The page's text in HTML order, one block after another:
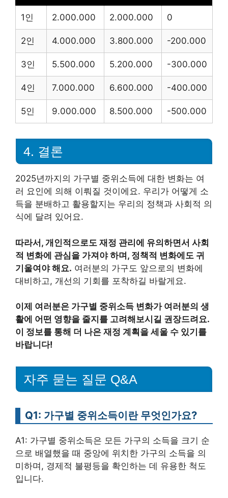
1인 2.000.000 2.000.000 0
2인 4.000.000 3.800.000 -200.000
3인 5.500.000 5.200.000 -300.000
4인 7.000.000 6.600.000 -400.000
5인 9.000.000 8.500.000 -500.000
4. 결론
2025년까지의 가구별 중위소득에 대한 변화는 여
러 요인에 의해 이뤄질 것이에요. 우리가 어떻게 소
득을 분배하고 활용할지는 우리의 정책과 사회적 의
식에 달려 있어요.
따라서, 개인적으로도 재정 관리에 유의하면서 사회
적 변화에 관심을 가져야 하며, 정책적 변화에도 귀
기울여야 해요. 여러분의 가구도 앞으로의 변화에
대비하고, 개선의 기회를 포착하길 바랄게요.
이제 여러분은 가구별 중위소득 변화가 여러분의 생
활에 어떤 영향을 줄지를 고려해보시길 권장드려요.
이 정보를 통해 더 나은 재정 계획을 세울 수 있기를
바랍니다!
자주 묻는 질문 Q&A
Q1: 가구별 중위소득이란 무엇인가요?
A1: 가구별 중위소득은 모든 가구의 소득을 크기 순
으로 배열했을 때 중앙에 위치한 가구의 소득을 의
미하며, 경제적 불평등을 확인하는 데 유용한 척도
입니다.